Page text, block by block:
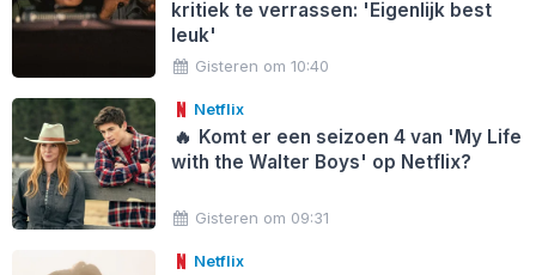
kritiek te verrassen: 'Eigenlijk best
leuk'
Gisteren om 10:40
Netflix
🔥 Komt er een seizoen 4 van 'My Life
with the Walter Boys' op Netflix?
Gisteren om 09:31
Netflix